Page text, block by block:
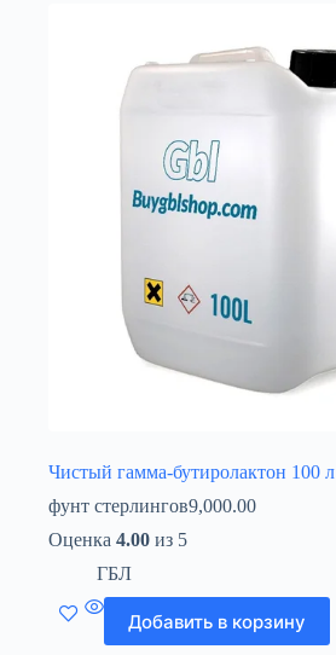
Чистый гамма-бутиролактон 100 л
фунт стерлингов9,000.00
Оценка 4.00 из 5
ГБЛ
Добавить в корзину